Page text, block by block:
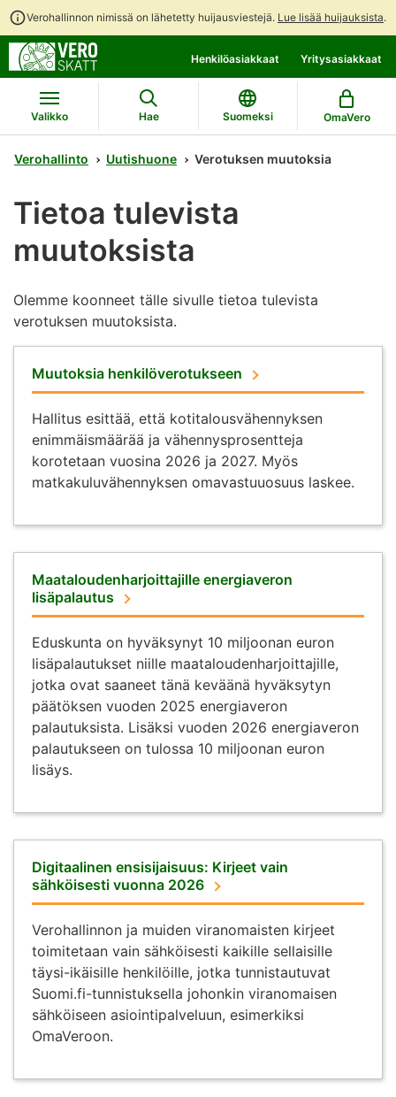
Verohallinnon nimissä on lähetetty huijausviestejä. Lue lisää huijauksista.
suoraan
sisältöön
koko
sivuston
hakuun
Henkilöasiakkaat Yritysasiakkaat
Valikko Hae Suomeksi OmaVero
Verohallinto Uutishuone Verotuksen muutoksia
Tietoa tulevista
muutoksista
Olemme koonneet tälle sivulle tietoa tulevista
verotuksen muutoksista.
Muutoksia henkilöverotukseen
Hallitus esittää, että kotitalousvähennyksen
enimmäismäärää ja vähennysprosentteja
korotetaan vuosina 2026 ja 2027. Myös
matkakuluvähennyksen omavastuuosuus laskee.
Maataloudenharjoittajille energiaveron
lisäpalautus
Eduskunta on hyväksynyt 10 miljoonan euron
lisäpalautukset niille maataloudenharjoittajille,
jotka ovat saaneet tänä keväänä hyväksytyn
päätöksen vuoden 2025 energiaveron
palautuksista. Lisäksi vuoden 2026 energiaveron
palautukseen on tulossa 10 miljoonan euron
lisäys.
Digitaalinen ensisijaisuus: Kirjeet vain
sähköisesti vuonna 2026
Verohallinnon ja muiden viranomaisten kirjeet
toimitetaan vain sähköisesti kaikille sellaisille
täysi-ikäisille henkilöille, jotka tunnistautuvat
Suomi.fi-tunnistuksella johonkin viranomaisen
sähköiseen asiointipalveluun, esimerkiksi
OmaVeroon.